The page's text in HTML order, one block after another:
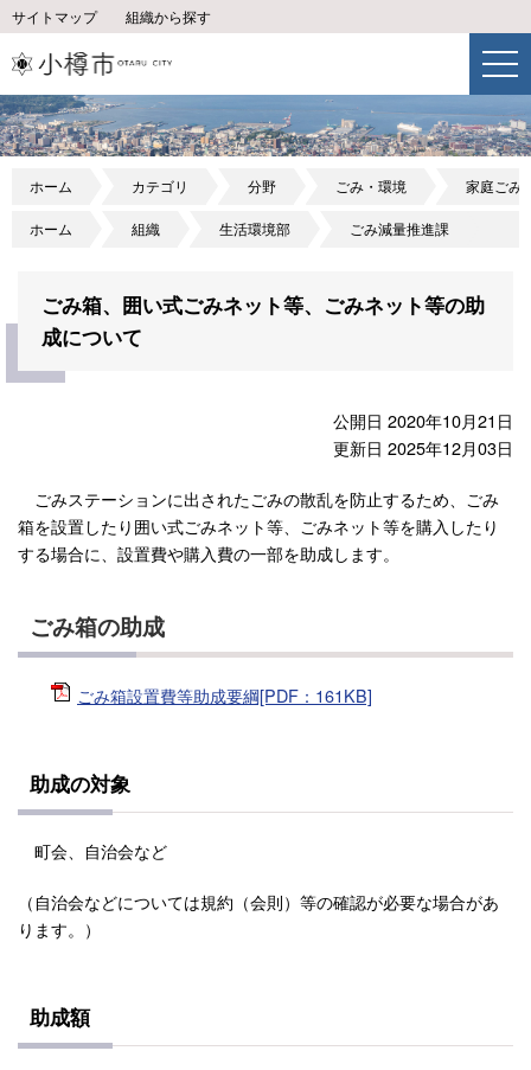
サイトマップ 組織から探す
ホーム カテゴリ 分野 ごみ・環境 家庭ごみ
ホーム 組織 生活環境部 ごみ減量推進課
ごみ箱、囲い式ごみネット等、ごみネット等の助
成について
公開日 2020年10月21日
更新日 2025年12月03日
ごみステーションに出されたごみの散乱を防止するため、ごみ
箱を設置したり囲い式ごみネット等、ごみネット等を購入したり
する場合に、設置費や購入費の一部を助成します。
ごみ箱の助成
ごみ箱設置費等助成要綱[PDF：161KB]
助成の対象
町会、自治会など
（自治会などについては規約（会則）等の確認が必要な場合があ
ります。）
助成額